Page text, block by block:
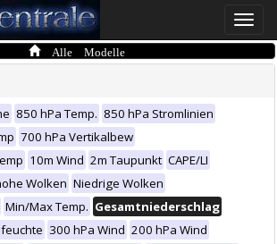
Toggle
Alle Modelle
850 hPa Temp. 850 hPa Stromlinien
700 hPa Vertikalbew
10m Wind 2m Taupunkt CAPE/LI
Wolken Niedrige Wolken
Min/Max Temp. Gesamtniederschlag
300 hPa Wind 200 hPa Wind